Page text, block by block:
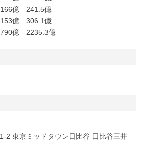
億 241.5億
億 306.1億
億 2235.3億
2 東京ミッドタウン日比谷 日比谷三井